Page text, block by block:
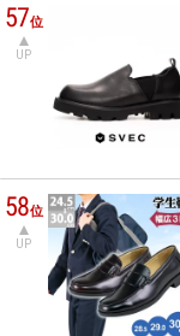
57位
UP
58位
UP